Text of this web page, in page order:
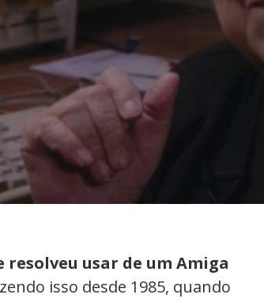
usar de um Amiga
isso desde 1985, quando